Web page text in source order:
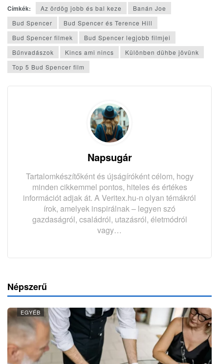
Címkék: Az ördög jobb és bal keze
Banán Joe
Bud Spencer
Bud Spencer és Terence Hill
Bud Spencer filmek
Bud Spencer legjobb filmjei
Bűnvadászok
Kincs ami nincs
Különben dühbe jövünk
Top 5 Bud Spencer film
Napsugár
Tartalomkészítőként és újságíróként célom, hogy
minden cikkemmel pontos, hiteles és értékes
információt adjak át. A Veritex.hu-n olyan témákról
írok, amelyek inspirálnak – legyen szó
gazdaságról, családról, utazásról, életmódról
vagy…
Népszerű
EGYÉB